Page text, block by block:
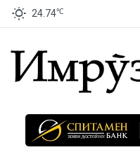
24.74℃